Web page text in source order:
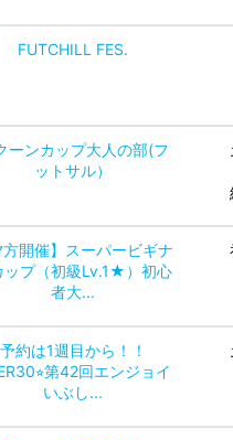
FUTCHILL FES.
ーンカップ大人の部(フ
ットサル）
方開催】スーパービギナ
ップ（初級Lv.1★）初心
者大...
予約は1週目から！！
第42回エンジョイ
いぶし...